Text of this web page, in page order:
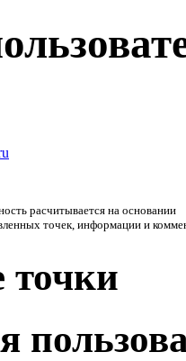
расчитывается на основании
точек, информации и
точки